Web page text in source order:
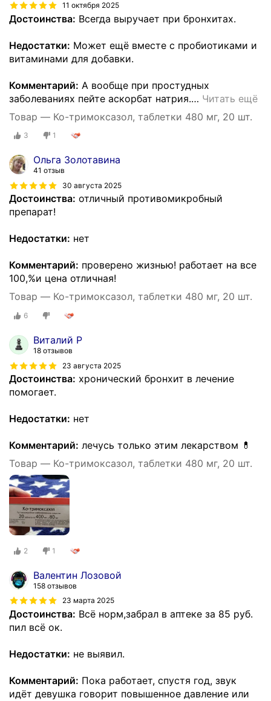
11 октября 2025
Достоинства: Всегда выручает при бронхитах.
Недостатки: Может ещё вместе с пробиотиками и
витаминами для добавки.
Комментарий: А вообще при простудных
заболеваниях пейте аскорбат натрия.… Читать ещё
Товар — Ко-тримоксазол, таблетки 480 мг, 20 шт.
3 1
Ольга Золотавина
41 отзыв
30 августа 2025
Достоинства: отличный противомикробный
препарат!
Недостатки: нет
Комментарий: проверено жизнью! работает на все
100,%и цена отличная!
Товар — Ко-тримоксазол, таблетки 480 мг, 20 шт.
6
Виталий Р
18 отзывов
23 августа 2025
Достоинства: хронический бронхит в лечение
помогает.
Недостатки: нет
Комментарий: лечусь только этим лекарством 💊
Товар — Ко-тримоксазол, таблетки 480 мг, 20 шт.
2 1
Валентин Лозовой
158 отзывов
23 марта 2025
Достоинства: Всё норм,забрал в аптеке за 85 руб.
пил всё ок.
Недостатки: не выявил.
Комментарий: Пока работает, спустя год, звук
идёт девушка говорит повышенное давление или